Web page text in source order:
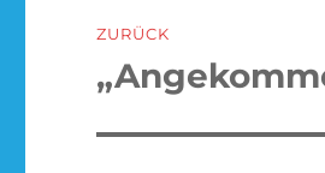
ZURÜCK
Vorheriger